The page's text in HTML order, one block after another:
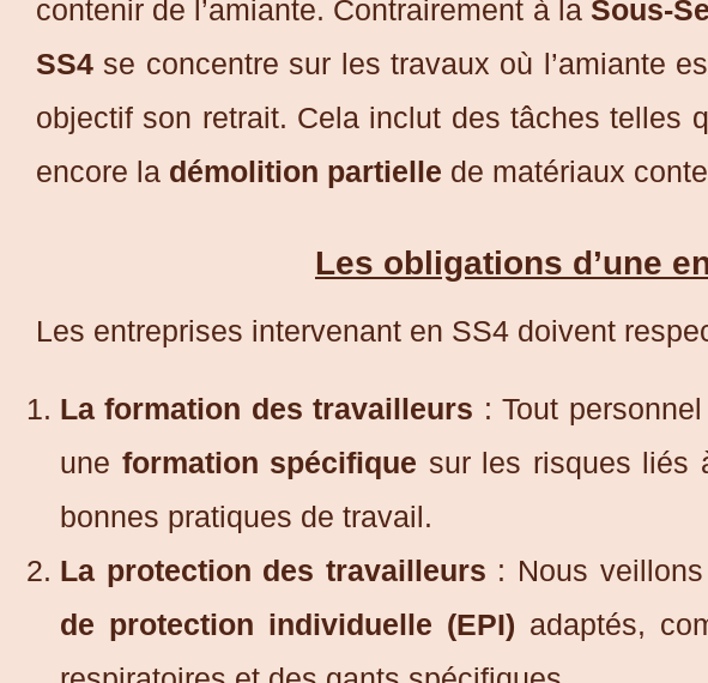
contenir de l’amiante. Contrairement à la Sous-
SS4 se concentre sur les travaux où l’amiante
objectif son retrait. Cela inclut des tâches telles
encore la démolition partielle de matériaux
Les obligations d’une
Les entreprises intervenant en SS4 doivent
La formation des travailleurs : Tout
une formation spécifique sur les risques liés
bonnes pratiques de travail.
La protection des travailleurs : Nous
de protection individuelle (EPI) adaptés,